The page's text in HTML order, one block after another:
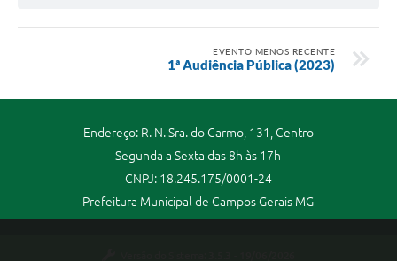
EVENTO MENOS RECENTE
1ª Audiência Pública (2023)
Endereço: R. N. Sra. do Carmo, 131, Centro
Segunda a Sexta das 8h às 17h
CNPJ: 18.245.175/0001-24
Prefeitura Municipal de Campos Gerais MG